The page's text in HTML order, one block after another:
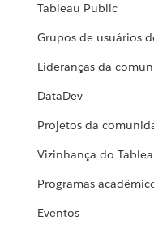
Tableau Public
Grupos de usuários
Lideranças da
DataDev
Projetos da
Vizinhança do
Programas
Eventos